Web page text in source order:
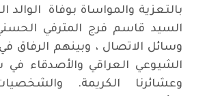
بالتعزية والمواساة بوفاة الوالد
السيد قاسم فرج المترفي
وسائل الاتصال ، وبينهم الرفاق
الشيوعي العراقي والأصدقاء في
وعشائرنا الكريمة.